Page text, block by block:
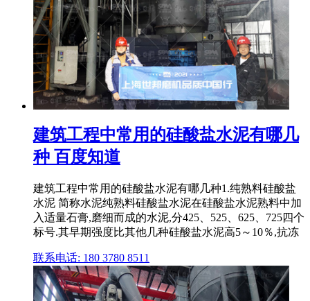
建筑工程中常用的硅酸盐水泥有哪几
种 百度知道
建筑工程中常用的硅酸盐水泥有哪几种1.纯熟料硅酸盐
水泥 简称水泥纯熟料硅酸盐水泥在硅酸盐水泥熟料中加
入适量石膏,磨细而成的水泥,分425、525、625、725四个
标号.其早期强度比其他几种硅酸盐水泥高5～10％,抗冻
联系电话: 180 3780 8511